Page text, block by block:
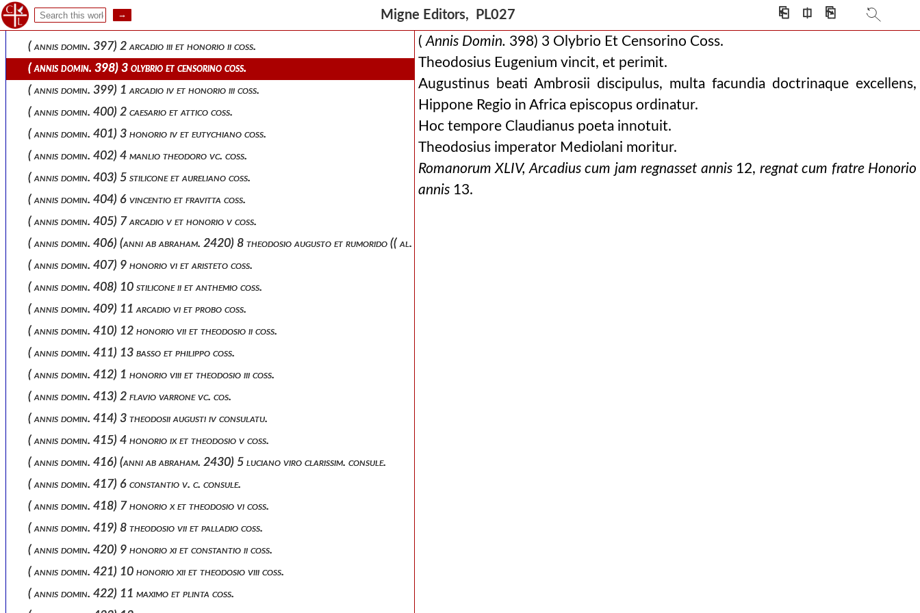
Migne Editors, PL027 ⎗ ⎅ ⎘
( annis domin. 396) (anni ab abraham. 2410) 1 theodosio iii et habundantio coss.
( annis domin. 397) 2 arcadio iii et honorio ii coss.
( annis domin. 398) 3 olybrio et censorino coss.
( annis domin. 399) 1 arcadio iv et honorio iii coss.
( annis domin. 400) 2 caesario et attico coss.
( annis domin. 401) 3 honorio iv et eutychiano coss.
( annis domin. 402) 4 manlio theodoro vc. coss.
( annis domin. 403) 5 stilicone et aureliano coss.
( annis domin. 404) 6 vincentio et fravitta coss.
( annis domin. 405) 7 arcadio v et honorio v coss.
( annis domin. 406) (anni ab abraham. 2420) 8 theodosio augusto et rumorido (( al. rimoridio, male )) coss.
( annis domin. 407) 9 honorio vi et aristeto coss.
( annis domin. 408) 10 stilicone ii et anthemio coss.
( annis domin. 409) 11 arcadio vi et probo coss.
( annis domin. 410) 12 honorio vii et theodosio ii coss.
( annis domin. 411) 13 basso et philippo coss.
( annis domin. 412) 1 honorio viii et theodosio iii coss.
( annis domin. 413) 2 flavio varrone vc. cos.
( annis domin. 414) 3 theodosii augusti iv consulatu.
( annis domin. 415) 4 honorio ix et theodosio v coss.
( annis domin. 416) (anni ab abraham. 2430) 5 luciano viro clarissim. consule.
( annis domin. 417) 6 constantio v. c. consule.
( annis domin. 418) 7 honorio x et theodosio vi coss.
( annis domin. 419) 8 theodosio vii et palladio coss.
( annis domin. 420) 9 honorio xi et constantio ii coss.
( annis domin. 421) 10 honorio xii et theodosio viii coss.
( annis domin. 422) 11 maximo et plinta coss.
( Annis Domin. 398) 3 Olybrio Et Censorino Coss.
Theodosius Eugenium vincit, et perimit.
Augustinus beati Ambrosii discipulus, multa facundia doctrinaque excellens,
Hippone Regio in Africa episcopus ordinatur.
Hoc tempore Claudianus poeta innotuit.
Theodosius imperator Mediolani moritur.
Romanorum XLIV, Arcadius cum jam regnasset annis12, regnat cum fratre Honorio
annis13.